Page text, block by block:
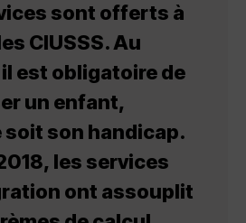
sont offerts à
CIUSSS. Au
est obligatoire de
un enfant,
soit son handicap.
les services
ont assouplit